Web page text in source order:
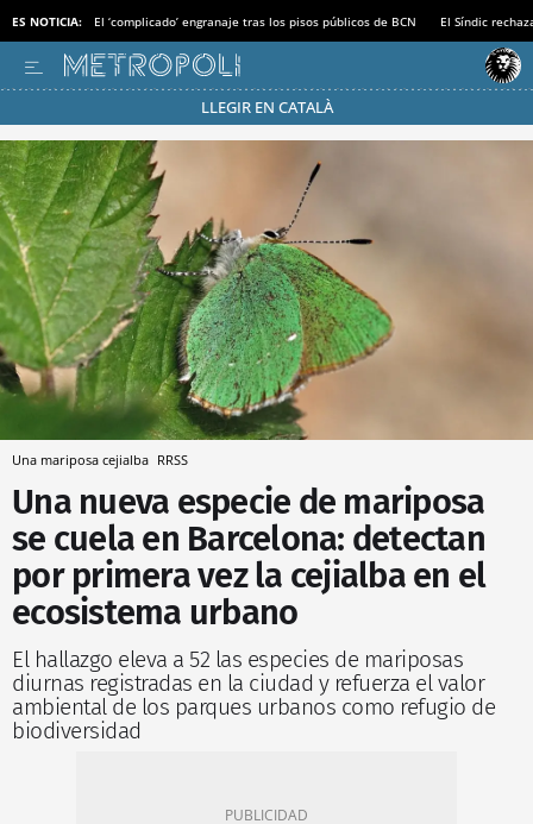
ES NOTICIA: El ‘complicado’ engranaje tras los pisos públicos de BCN El Síndic
LLEGIR EN CATALÀ
Pásate al MODO AHORRO
Una mariposa cejialba RRSS
Una nueva especie de mariposa
se cuela en Barcelona: detectan
por primera vez la cejialba en el
ecosistema urbano
El hallazgo eleva a 52 las especies de mariposas
diurnas registradas en la ciudad y refuerza el valor
ambiental de los parques urbanos como refugio de
biodiversidad